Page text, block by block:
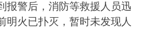
报警后，消防等救援人员迅
明火已扑灭，暂时未发现人